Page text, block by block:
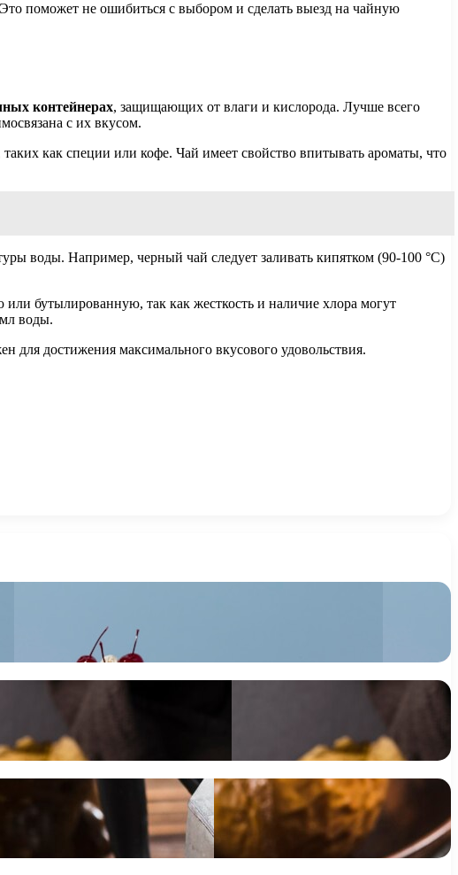
поможет не ошибиться с выбором и сделать выезд на чайную
контейнерах, защищающих от влаги и кислорода. Лучше всего
с их вкусом.
как специи или кофе. Чай имеет свойство впитывать ароматы, что
воды. Например, черный чай следует заливать кипятком (90-100 °C)
бутылированную, так как жесткость и наличие хлора могут
воды.
для достижения максимального вкусового удовольствия.